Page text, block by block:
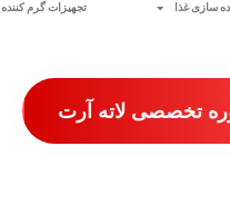
سازی غذا تجهیزات گرم کننده
تخصصی لاته آرت